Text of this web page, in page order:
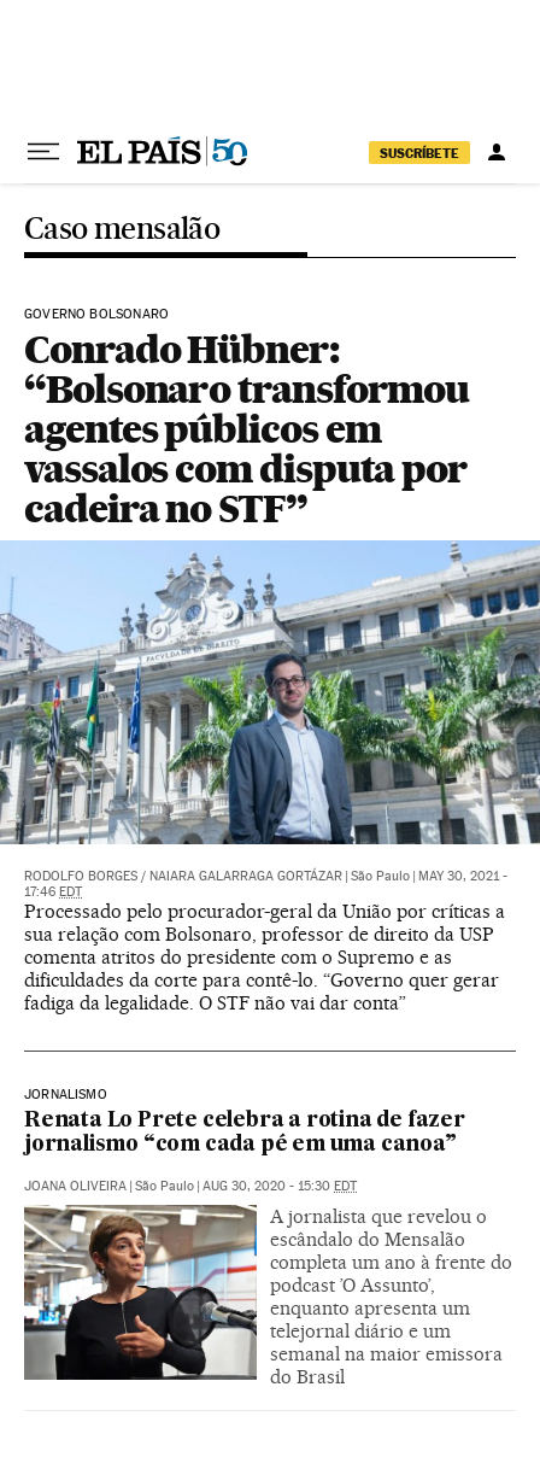
SUSCRÍBETE
Caso mensalão
GOVERNO BOLSONARO
Conrado Hübner:
“Bolsonaro transformou
agentes públicos em
vassalos com disputa por
cadeira no STF”
RODOLFO BORGES / NAIARA GALARRAGA GORTÁZAR São Paulo
MAY 30, 2021 -
17:46 EDT
Processado pelo procurador-geral da União por críticas a
sua relação com Bolsonaro, professor de direito da USP
comenta atritos do presidente com o Supremo e as
dificuldades da corte para contê-lo. “Governo quer gerar
fadiga da legalidade. O STF não vai dar conta”
JORNALISMO
Renata Lo Prete celebra a rotina de fazer
jornalismo “com cada pé em uma canoa”
JOANA OLIVEIRA São Paulo AUG 30, 2020 - 15:30 EDT
A jornalista que revelou o
escândalo do Mensalão
completa um ano à frente do
podcast ’O Assunto’,
enquanto apresenta um
telejornal diário e um
semanal na maior emissora
do Brasil